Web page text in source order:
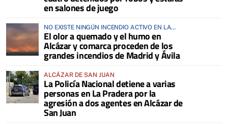
en salones de juego
NO EXISTE NINGÚN INCENDIO ACTIVO EN LA
COMARCA
El olor a quemado y el humo en
Alcázar y comarca proceden de los
grandes incendios de Madrid y Ávila
ALCÁZAR DE SAN JUAN
La Policía Nacional detiene a varias
personas en La Pradera por la
agresión a dos agentes en Alcázar de
San Juan